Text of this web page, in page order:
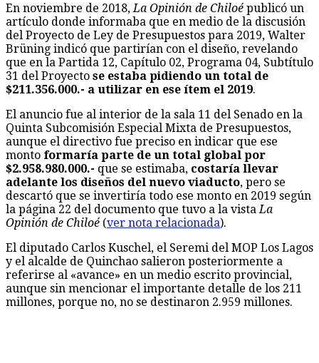
En noviembre de 2018, La Opinión de Chiloé publicó un
artículo donde informaba que en medio de la discusión
del Proyecto de Ley de Presupuestos para 2019, Walter
Brüning indicó que partirían con el diseño, revelando
que en la Partida 12, Capítulo 02, Programa 04, Subtítulo
31 del Proyecto se estaba pidiendo un total de
$211.356.000.- a utilizar en ese ítem el 2019.
El anuncio fue al interior de la sala 11 del Senado en la
Quinta Subcomisión Especial Mixta de Presupuestos,
aunque el directivo fue preciso en indicar que ese
monto formaría parte de un total global por
$2.958.980.000.- que se estimaba, costaría llevar
adelante los diseños del nuevo viaducto, pero se
descartó que se invertiría todo ese monto en 2019 según
la página 22 del documento que tuvo a la vista La
Opinión de Chiloé (ver nota relacionada).
El diputado Carlos Kuschel, el Seremi del MOP Los Lagos
y el alcalde de Quinchao salieron posteriormente a
referirse al «avance» en un medio escrito provincial,
aunque sin mencionar el importante detalle de los 211
millones, porque no, no se destinaron 2.959 millones.